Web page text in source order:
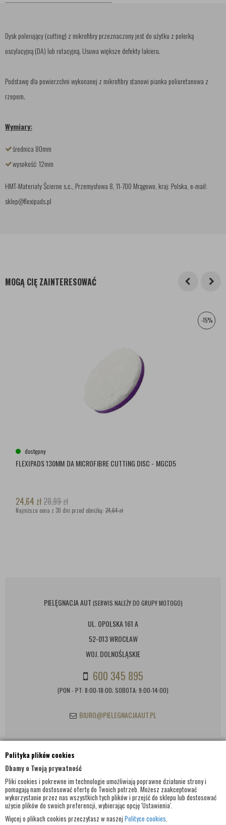
Polityka plików cookies
Dbamy o Twoją prywatność
Pliki cookies i pokrewne im technologie umożliwiają poprawne działanie strony i
pomagają nam dostosować ofertę do Twoich potrzeb. Możesz zaakceptować
wykorzystanie przez nas wszystkich tych plików i przejść do sklepu lub dostosować
użycie plików do swoich preferencji, wybierając opcję 'Ustawienia'.
Więcej o plikach cookies przeczytasz w naszej Polityce cookies.
Dysk polerujący (cutting) z mikrofibry przeznaczony jest do użytku z polerką
oscylacyjną (DA) lub rotacyjną. Usuwa większe defekty lakieru.
Podstawę dla powierzchni wykonanej z mikrofibry stanowi pianka poliuretanowa z
rzepem.
Wymiary:
średnica 80mm
wysokość: 12mm
HMT-Materiały Ścierne s.c., Przemysłowa 8, 11-700 Mrągowo, kraj: Polska, e-mail:
sklep@flexipads.pl
MOGĄ CIĘ ZAINTERESOWAĆ
-15%
dostępny
FLEXIPADS 130MM DA MICROFIBRE CUTTING DISC - MGCD5
24,64 zł28,99zł
Najniższa cena z 30 dni przed obniżką: 24,64 zł
PIELĘGNACJA AUT (SERWIS NALEŻY DO GRUPY MOTOGO)
UL. OPOLSKA 161 A
52-013 WROCŁAW
WOJ. DOLNOŚLĄSKIE
600 345 895
(PON - PT: 8:00-18:00; SOBOTA: 9:00-14:00)
BIURO@PIELEGNACJAAUT.PL
INFORMACJE KONTAKTOWE